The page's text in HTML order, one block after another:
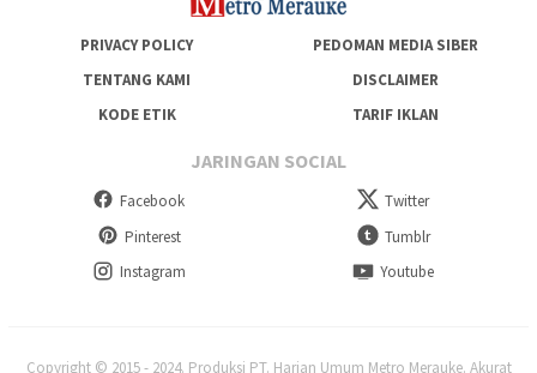
PRIVACY POLICY
PEDOMAN MEDIA SIBER
TENTANG KAMI
DISCLAIMER
KODE ETIK
TARIF IKLAN
JARINGAN SOCIAL
Facebook
Twitter
Pinterest
Tumblr
Instagram
Youtube
Copyright © 2015 - 2024. Produksi PT. Harian Umum Metro Merauke. Akurat